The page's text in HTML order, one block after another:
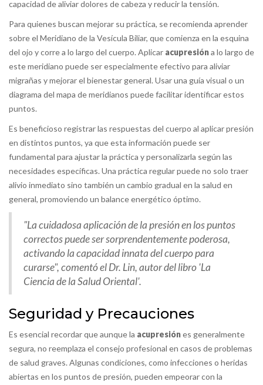
capacidad de aliviar dolores de cabeza y reducir la tensión.
Para quienes buscan mejorar su práctica, se recomienda aprender
sobre el Meridiano de la Vesícula Biliar, que comienza en la esquina
del ojo y corre a lo largo del cuerpo. Aplicar acupresióna lo largo de
este meridiano puede ser especialmente efectivo para aliviar
migrañas y mejorar el bienestar general. Usar una guía visual o un
diagrama del mapa de meridianos puede facilitar identificar estos
puntos.
Es beneficioso registrar las respuestas del cuerpo al aplicar presión
en distintos puntos, ya que esta información puede ser
fundamental para ajustar la práctica y personalizarla según las
necesidades específicas. Una práctica regular puede no solo traer
alivio inmediato sino también un cambio gradual en la salud en
general, promoviendo un balance energético óptimo.
"La cuidadosa aplicación de la presión en los puntos
correctos puede ser sorprendentemente poderosa,
activando la capacidad innata del cuerpo para
curarse", comentó el Dr. Lin, autor del libro 'La
Ciencia de la Salud Oriental'.
Seguridad y Precauciones
Es esencial recordar que aunque la acupresiónes generalmente
segura, no reemplaza el consejo profesional en casos de problemas
de salud graves. Algunas condiciones, como infecciones o heridas
abiertas en los puntos de presión, pueden empeorar con la